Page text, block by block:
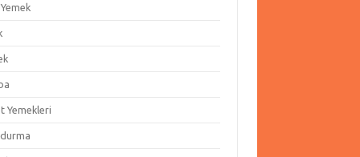
Yemekleri